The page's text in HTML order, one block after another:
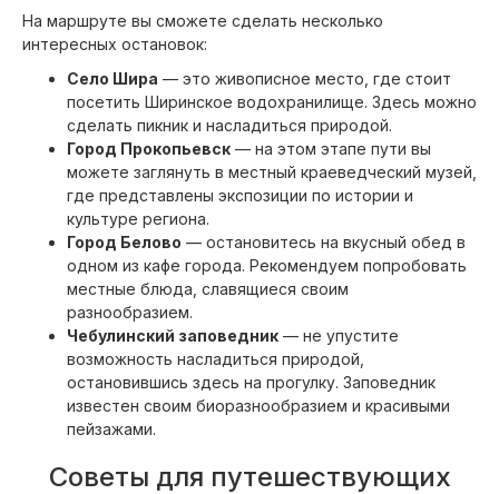
На маршруте вы сможете сделать несколько
интересных остановок:
Село Шира — это живописное место, где стоит
посетить Ширинское водохранилище. Здесь можно
сделать пикник и насладиться природой.
Город Прокопьевск — на этом этапе пути вы
можете заглянуть в местный краеведческий музей,
где представлены экспозиции по истории и
культуре региона.
Город Белово — остановитесь на вкусный обед в
одном из кафе города. Рекомендуем попробовать
местные блюда, славящиеся своим
разнообразием.
Чебулинский заповедник — не упустите
возможность насладиться природой,
остановившись здесь на прогулку. Заповедник
известен своим биоразнообразием и красивыми
пейзажами.
Советы для путешествующих